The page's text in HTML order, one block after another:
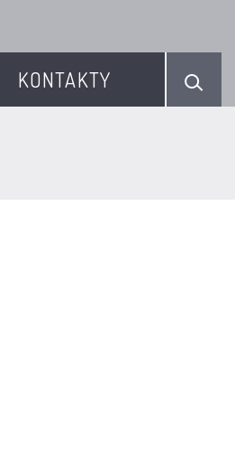
KONTAKTY